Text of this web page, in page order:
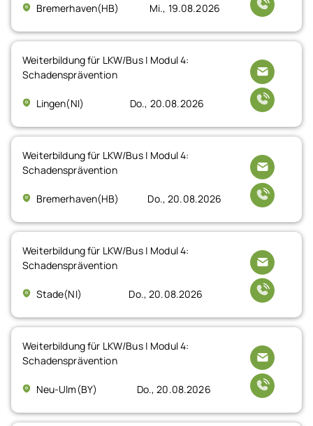
Bremerhaven(HB) Mi., 19.08.2026
Weiterbildung für LKW/Bus | Modul 4:
Schadensprävention
Lingen(NI) Do., 20.08.2026
Weiterbildung für LKW/Bus | Modul 4:
Schadensprävention
Bremerhaven(HB) Do., 20.08.2026
Weiterbildung für LKW/Bus | Modul 4:
Schadensprävention
Stade(NI) Do., 20.08.2026
Weiterbildung für LKW/Bus | Modul 4:
Schadensprävention
Neu-Ulm(BY) Do., 20.08.2026